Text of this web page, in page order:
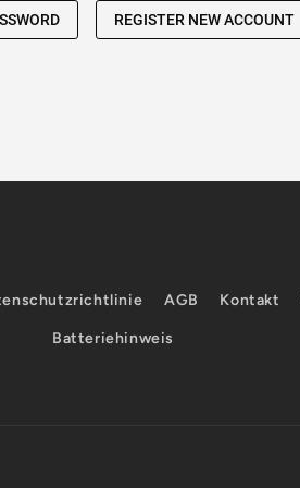
AGB Kontakt
Batteriehinweis